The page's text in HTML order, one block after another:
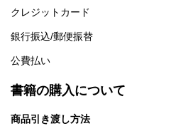
クレジットカード
銀行振込/郵便振替
公費払い
書籍の購入について
商品引き渡し方法